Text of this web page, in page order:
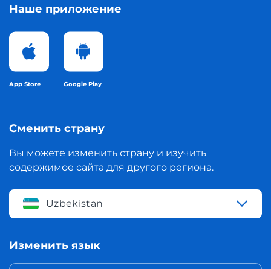
Наше приложение
App Store Google Play
Сменить страну
Вы можете изменить страну и изучить
содержимое сайта для другого региона.
Uzbekistan
Изменить язык